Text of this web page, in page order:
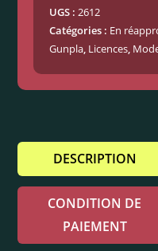
UGS :2612
Catégories : En
Gunpla, Licences,
DESCRIPTION
CONDITION DE
PAIEMENT